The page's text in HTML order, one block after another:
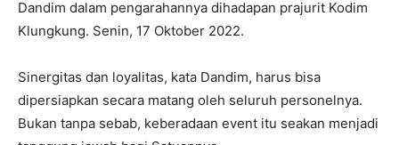
Dandim dalam pengarahannya dihadapan prajurit Kodim
Klungkung. Senin, 17 Oktober 2022.
Sinergitas dan loyalitas, kata Dandim, harus bisa
dipersiapkan secara matang oleh seluruh personelnya.
Bukan tanpa sebab, keberadaan event itu seakan menjadi